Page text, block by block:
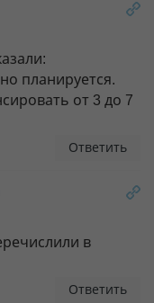
планируется.
от 3 до 7
Ответить
в
Ответить